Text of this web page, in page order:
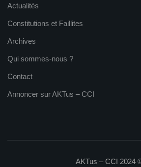
Actualités
Constitutions et Faillites
Archives
Qui sommes-nous ?
Contact
Annoncer sur AKTus – CCI
AKTus – CCI 2024